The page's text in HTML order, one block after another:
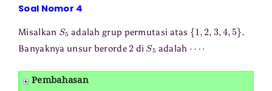
Soal Nomor 4
Misalkan S5 adalah grup permutasi atas {1 2, ,4 5 }
.
Banyaknya unsur berorde2 di S5 adalah
Pembahasan